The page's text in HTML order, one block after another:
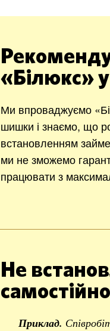
«Білюкс»
Ми впроваджуємо
шишки і знаємо, що
встановленням
ми не зможемо
працювати з
Не
самостійно
Приклад.